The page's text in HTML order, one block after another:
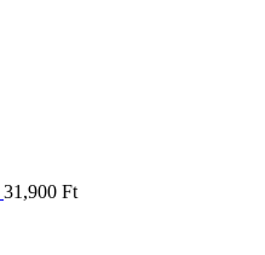
31,900 Ft